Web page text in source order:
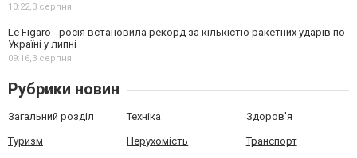
10:22,3 серпня
Le Figaro - росія встановила рекорд за кількістю ракетних ударів по
Україні у липні
09:16,3 серпня
Рубрики новин
Загальний розділ Техніка Здоров'я
Туризм Нерухомість Транспорт